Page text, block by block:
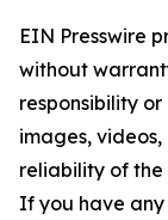
EIN Presswire
without
responsibility
images,
reliability of the
If you have any